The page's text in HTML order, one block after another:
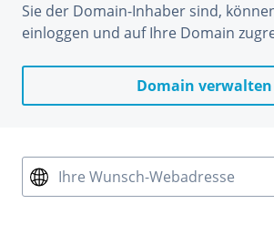
Sie der Domain-Inhaber sind,
einloggen und auf Ihre Domain
Domain verwalten
Ihre Wunsch-Webadresse